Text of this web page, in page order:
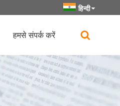
हिन्दी
हमसे संपर्क करें